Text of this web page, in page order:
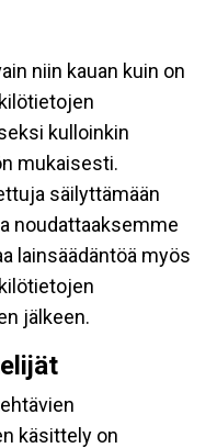
niin kauan kuin on
kulloinkin
mukaisesti.
säilyttämään
noudattaaksemme
lainsäädäntöä myös
jälkeen.
käsittely on